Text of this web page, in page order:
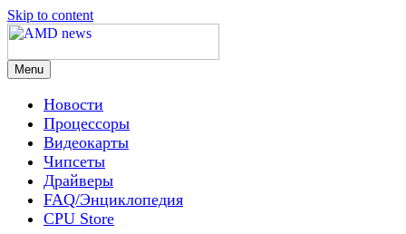
Skip to content
AMD news
Menu
Новости
Процессоры
Видеокарты
Чипсеты
Драйверы
FAQ/Энциклопедия
CPU Store